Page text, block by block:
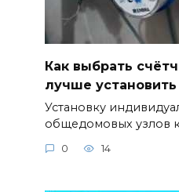
Как выбрать
лучше
Установку
общедомовых узлов
0 14